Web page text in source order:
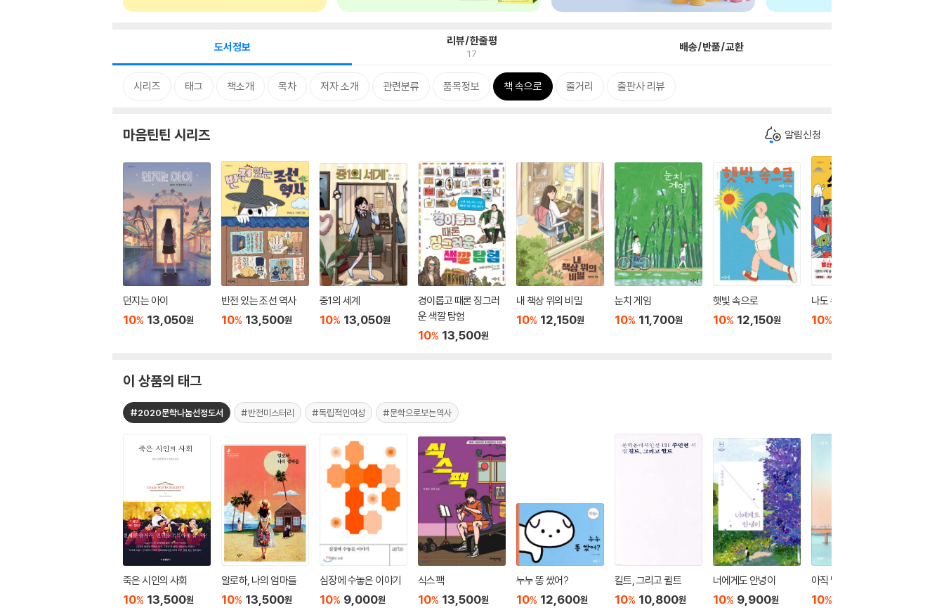
도서정보 리뷰/한줄평
17 배송/반품/교환
시리즈 태그 책소개 목차 저자 소개 관련분류 품목정보 책 속으로 줄거리 출판사 리뷰
마음틴틴 시리즈 알림신청
던지는 아이
10% 13,050원
반전 있는 조선 역사
10% 13,500원
중1의 세계
10% 13,050원
경이롭고 때론 징그러
운 색깔 탐험
10% 13,500원
내 책상 위의 비밀
10% 12,150원
눈치 게임
10% 11,700원
햇빛 속으로
10% 12,150원
나도 수학 불안?
10%
이 상품의 태그
#2020문학나눔선정도서 #반전미스터리 #독립적인여성 #문학으로보는역사
죽은 시인의 사회
10% 13,500원
알로하, 나의 엄마들
10% 13,500원
심장에 수놓은 이야기
10% 9,000원
식스팩
10% 13,500원
누누 똥 쌌어?
10% 12,600원
킬트, 그리고 퀼트
10% 10,800원
너에게도 안녕이
10% 9,900원
아직 멀었다는 말
10%